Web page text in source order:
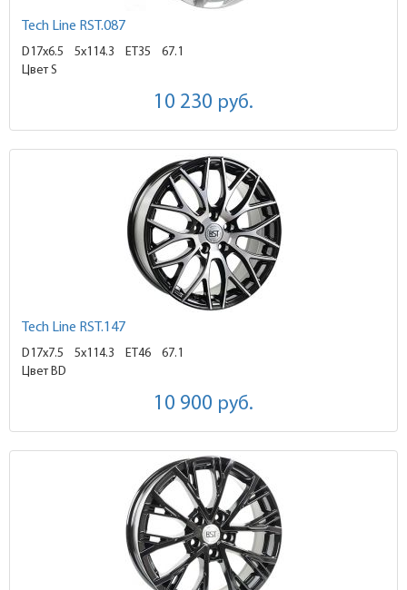
Tech Line RST.087
D17x6.5 5x114.3 ET35
67.1
Цвет S
10 230 руб.
Tech Line RST.147
D17x7.5 5x114.3 ET46
67.1
Цвет BD
10 900 руб.